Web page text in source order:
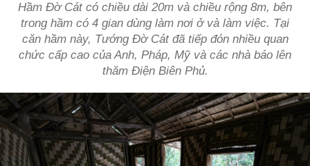
Hầm Đờ Cát có chiều dài 20m và chiều rộng 8m, bên
trong hầm có 4 gian dùng làm nơi ở và làm việc. Tại
căn hầm này, Tướng Đờ Cát đã tiếp đón nhiều quan
chức cấp cao của Anh, Pháp, Mỹ và các nhà báo lên
thăm Điện Biên Phủ.